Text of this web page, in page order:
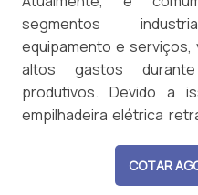
segmentos
equipamento e serviços,
altos gastos
produtivos. Devido a
empilhadeira elétrica
por um valor acessível e
COTAR